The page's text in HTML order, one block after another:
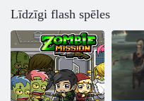
Līdzīgi flash spēles